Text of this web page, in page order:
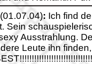
(01.07.04): Ich find
Sein
Ausstrahlung.
Leute ihn